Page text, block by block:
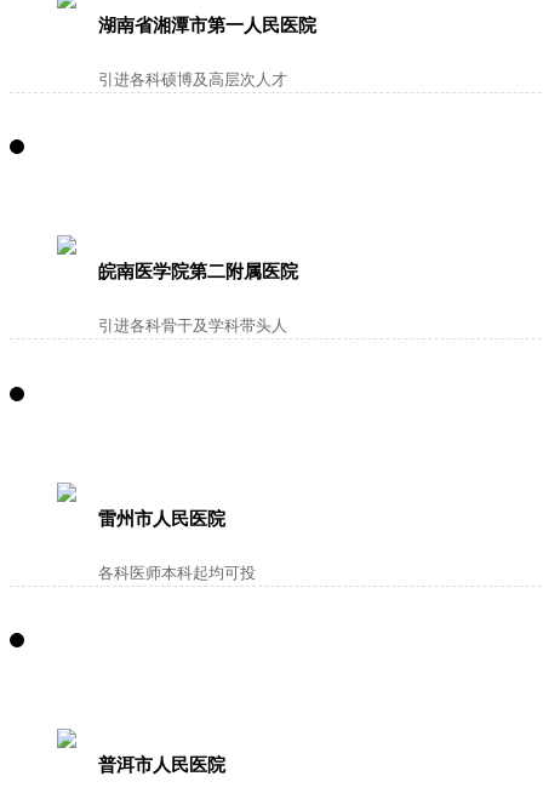
湖南省湘潭市第一人民医院
引进各科硕博及高层次人才
皖南医学院第二附属医院
引进各科骨干及学科带头人
雷州市人民医院
各科医师本科起均可投
普洱市人民医院